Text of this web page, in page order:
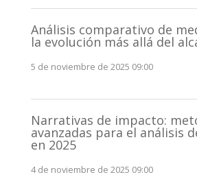
Análisis comparativo de
la evolución más allá del
5 de noviembre de 2025 09:00
Narrativas de impacto:
avanzadas para el análisis
en 2025
4 de noviembre de 2025 09:00